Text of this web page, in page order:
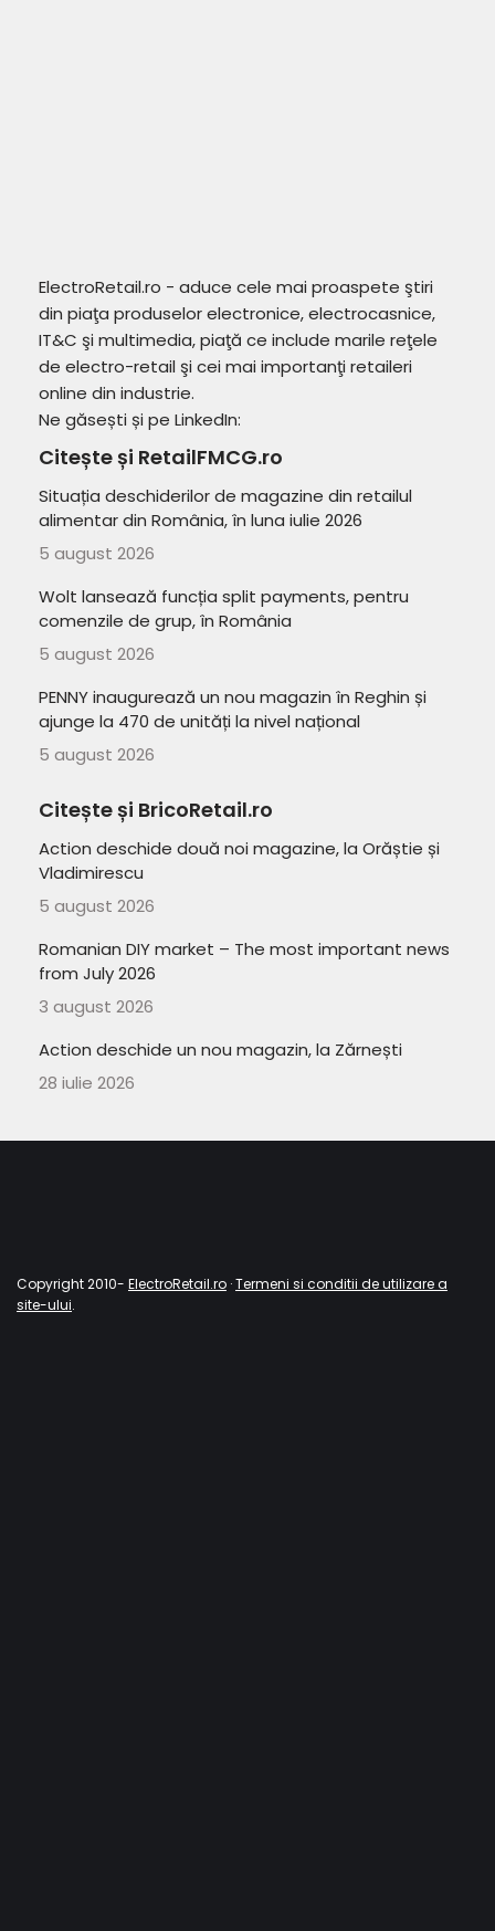
ElectroRetail.ro - aduce cele mai proaspete ştiri
din piaţa produselor electronice, electrocasnice,
IT&C şi multimedia, piaţă ce include marile reţele
de electro-retail şi cei mai importanţi retaileri
online din industrie.
Ne găsești și pe LinkedIn:
Citește și RetailFMCG.ro
Situația deschiderilor de magazine din retailul
alimentar din România, în luna iulie 2026
5 august 2026
Wolt lansează funcția split payments, pentru
comenzile de grup, în România
5 august 2026
PENNY inaugurează un nou magazin în Reghin și
ajunge la 470 de unități la nivel național
5 august 2026
Citește și BricoRetail.ro
Action deschide două noi magazine, la Orăștie și
Vladimirescu
5 august 2026
Romanian DIY market – The most important news
from July 2026
3 august 2026
Action deschide un nou magazin, la Zărnești
28 iulie 2026
Copyright 2010- ElectroRetail.ro ·Termeni si conditii de utilizare a
site-ului.